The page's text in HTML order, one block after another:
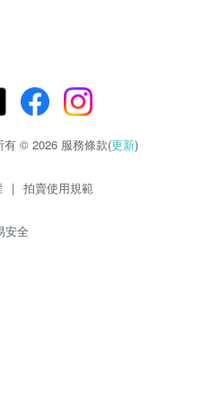
有 © 2026 服務條款(更新)
| 拍賣使用規範
安全